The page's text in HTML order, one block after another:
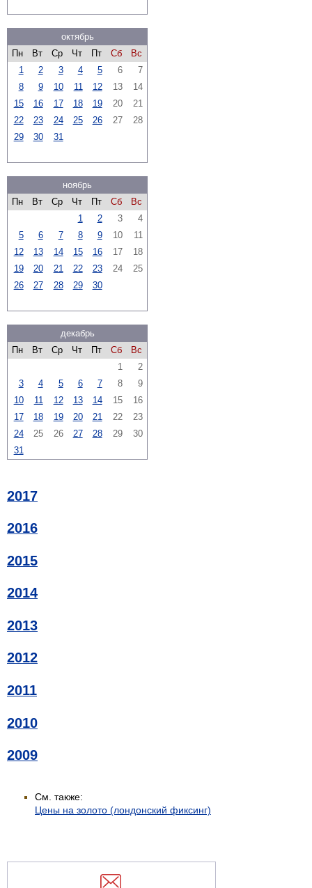
октябрь
Пн
Вт Ср Чт Пт Сб
Вс
1
2 3 4 5 6
7
8
9 10 11 12 13
14
15
16 17 18 19 20
21
22
23 24 25 26 27
28
29
30 31
ноябрь
Пн
Вт Ср Чт Пт Сб
Вс
1
2 3
4
5
6 7 8 9 10
11
12
13 14 15 16 17
18
19
20 21 22 23 24
25
26
27 28 29 30
декабрь
Пн
Вт Ср Чт Пт Сб
Вс
1
2
3
4 5 6 7 8
9
10
11 12 13 14 15
16
17
18 19 20 21 22
23
24
25 26 27 28 29
30
31
2017
2016
2015
2014
2013
2012
2011
2010
2009
См. также:
Цены на золото (лондонский фиксинг)